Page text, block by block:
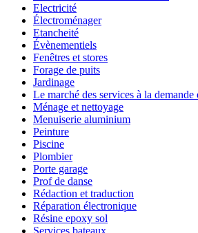
Electricité
Électroménager
Etancheité
Évènementiels
Fenêtres et stores
Forage de puits
Jardinage
Le marché des services à la demande
Ménage et nettoyage
Menuiserie aluminium
Peinture
Piscine
Plombier
Porte garage
Prof de danse
Rédaction et traduction
Réparation électronique
Résine epoxy sol